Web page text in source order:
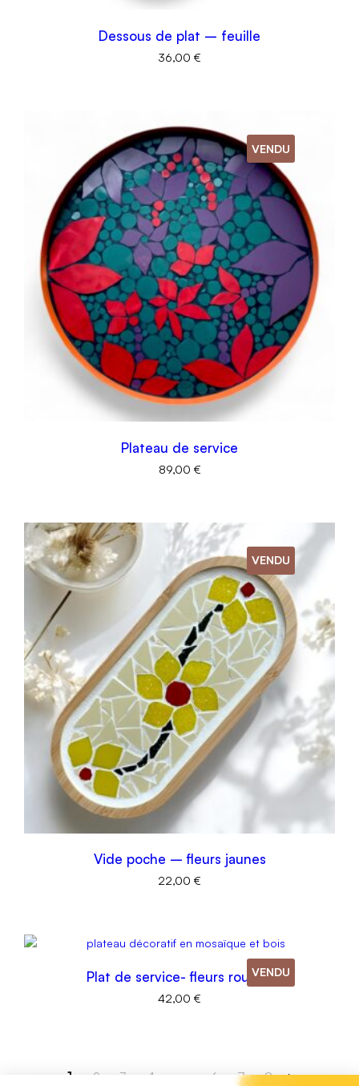
Dessous de plat – feuille
36,00 €
VENDU
Plateau de service
89,00 €
VENDU
Vide poche – fleurs jaunes
22,00 €
VENDU
Plat de service- fleurs rouges
42,00 €
1 2 3 4 6 7 8